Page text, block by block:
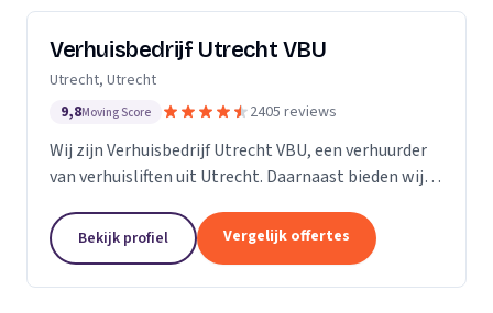
Verhuisbedrijf Utrecht VBU
Utrecht, Utrecht
9,8Moving Score 2405 reviews
Wij zijn Verhuisbedrijf Utrecht VBU, een verhuurder
van verhuisliften uit Utrecht. Daarnaast bieden wij
Bekijk profiel Vergelijk offertes